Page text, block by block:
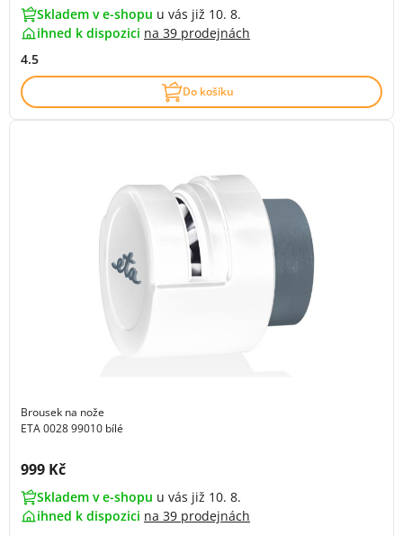
Skladem v e-shopu u vás již 10. 8.
ihned k dispozici na 39 prodejnách
4.5
Do košíku
Brousek na nože
ETA 0028 99010 bílé
Cena s DPH:
999 Kč
Skladem v e-shopu u vás již 10. 8.
ihned k dispozici na 39 prodejnách